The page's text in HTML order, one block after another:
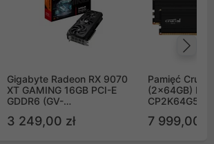
Gigabyte Radeon RX 9070
XT GAMING 16GB PCI-E
GDDR6 (GV-
3 249,00 zł
Pamięć
(2x64GB)
7 999,00 zł